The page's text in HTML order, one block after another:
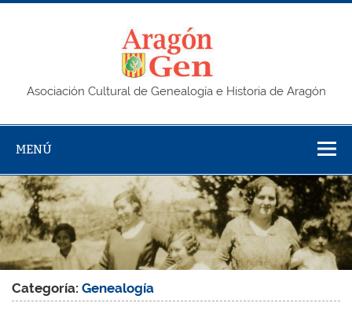
Saltar
Asociación Cultural de Genealogía e Historia de Aragón
MENÚ
Categoría:Genealogía